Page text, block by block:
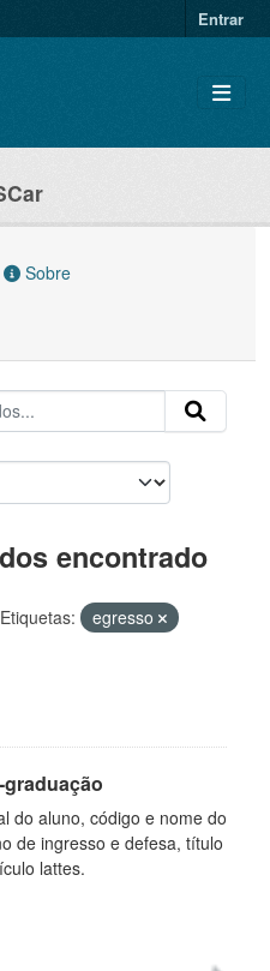
Entrar
Sobre
encontrado
Etiquetas:
egresso
do aluno, código e nome do
de ingresso e defesa, título
lattes.